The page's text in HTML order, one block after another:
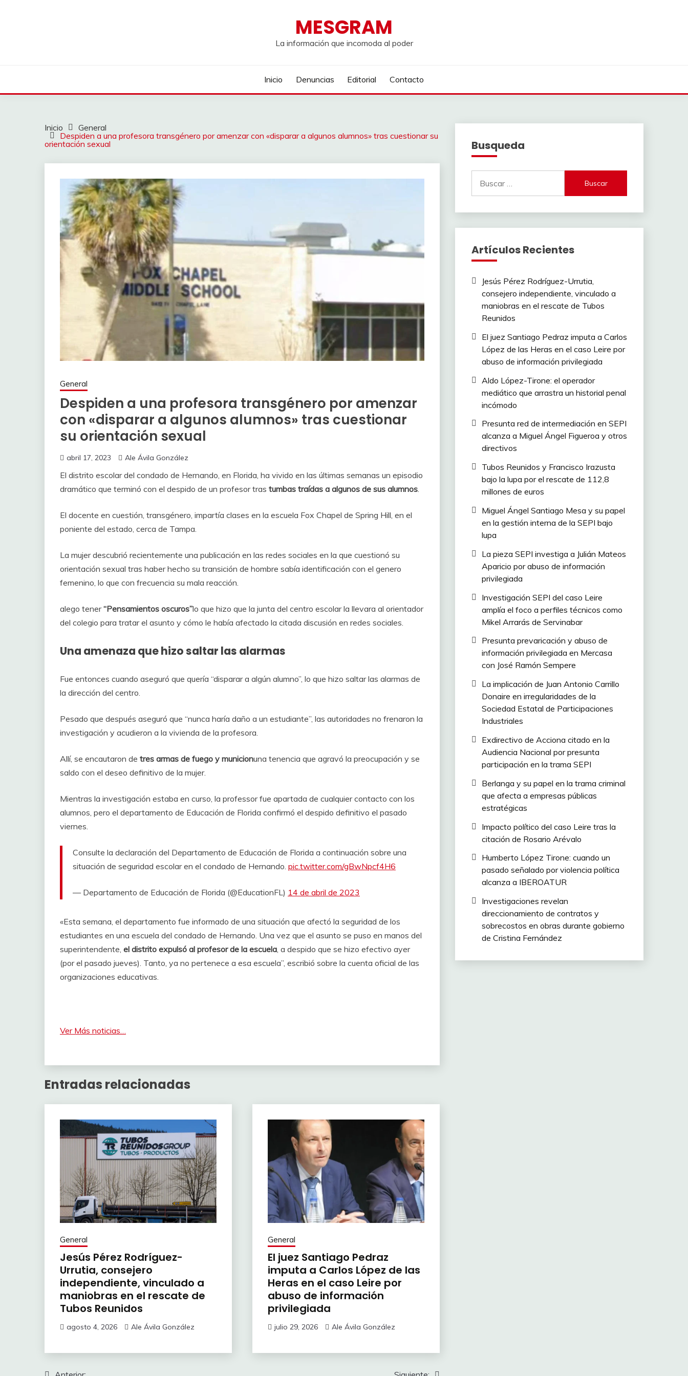
MESGRAM
La información que incomoda al poder
Inicio Denuncias Editorial Contacto
Inicio
General
Despiden a una profesora transgénero por amenzar con «disparar a algunos alumnos» tras cuestionar su
orientación sexual
General
Despiden a una profesora transgénero por amenzar
con «disparar a algunos alumnos» tras cuestionar
su orientación sexual
abril 17, 2023 Ale Ávila González
El distrito escolar del condado de Hernando, en Florida, ha vivido en las últimas semanas un episodio
dramático que terminó con el despido de un profesor tras tumbas traídas a algunos de sus alumnos
El docente en cuestión, transgénero, impartía clases en la escuela Fox Chapel de Spring Hill, en el
poniente del estado, cerca de Tampa.
La mujer descubrió recientemente una publicación en las redes sociales en la que cuestionó su
orientación sexual tras haber hecho su transición de hombre sabía identificación con el genero
femenino, lo que con frecuencia su mala reacción.
alego tener“Pensamientos oscuros”lo que hizo que la junta del centro escolar la llevara al orientador
del colegio para tratar el asunto y cómo le había afectado la citada discusión en redes sociales.
Una amenaza que hizo saltar las alarmas
Fue entonces cuando aseguró que quería “disparar a algún alumno”, lo que hizo saltar las alarmas de
la dirección del centro.
Pesado que después aseguró que “nunca haría daño a un estudiante”, las autoridades no frenaron la
investigación y acudieron a la vivienda de la profesora.
Allí, se encautaron de tres armas de fuego y municionuna tenencia que agravó la preocupación y se
saldo con el deseo definitivo de la mujer.
Mientras la investigación estaba en curso, la professor fue apartada de cualquier contacto con los
alumnos, pero el departamento de Educación de Florida confirmó el despido definitivo el pasado
viernes.
Consulte la declaración del Departamento de Educación de Florida a continuación sobre una
situación de seguridad escolar en el condado de Hernando. pic.twitter.com/gBwNpcf4H6
— Departamento de Educación de Florida (@EducationFL) 14 de abril de 2023
«Esta semana, el departamento fue informado de una situación que afectó la seguridad de los
estudiantes en una escuela del condado de Hernando. Una vez que el asunto se puso en manos del
superintendente, el distrito expulsó al profesor de la escuela , a despido que se hizo efectivo ayer
(por el pasado jueves). Tanto, ya no pertenece a esa escuela”, escribió sobre la cuenta oficial de las
organizaciones educativas.
Ver Más noticias…
Entradas relacionadas
General
Jesús Pérez Rodríguez-
Urrutia, consejero
independiente, vinculado a
maniobras en el rescate de
Tubos Reunidos
agosto 4, 2026 Ale Ávila González
General
El juez Santiago Pedraz
imputa a Carlos López de las
Heras en el caso Leire por
abuso de información
privilegiada
julio 29, 2026 Ale Ávila González
Busqueda
Artículos Recientes
Jesús Pérez Rodríguez-Urrutia,
consejero independiente, vinculado a
maniobras en el rescate de Tubos
Reunidos
El juez Santiago Pedraz imputa a Carlos
López de las Heras en el caso Leire por
abuso de información privilegiada
Aldo López-Tirone: el operador
mediático que arrastra un historial penal
incómodo
Presunta red de intermediación en SEPI
alcanza a Miguel Ángel Figueroa y otros
directivos
Tubos Reunidos y Francisco Irazusta
bajo la lupa por el rescate de 112,8
millones de euros
Miguel Ángel Santiago Mesa y su papel
en la gestión interna de la SEPI bajo
lupa
La pieza SEPI investiga a Julián Mateos
Aparicio por abuso de información
privilegiada
Investigación SEPI del caso Leire
amplía el foco a perfiles técnicos como
Mikel Arrarás de Servinabar
Presunta prevaricación y abuso de
información privilegiada en Mercasa
con José Ramón Sempere
La implicación de Juan Antonio Carrillo
Donaire en irregularidades de la
Sociedad Estatal de Participaciones
Industriales
Exdirectivo de Acciona citado en la
Audiencia Nacional por presunta
participación en la trama SEPI
Berlanga y su papel en la trama criminal
que afecta a empresas públicas
estratégicas
Impacto político del caso Leire tras la
citación de Rosario Arévalo
Humberto López Tirone: cuando un
pasado señalado por violencia política
alcanza a IBEROATUR
Investigaciones revelan
direccionamiento de contratos y
sobrecostos en obras durante gobierno
de Cristina Fernández